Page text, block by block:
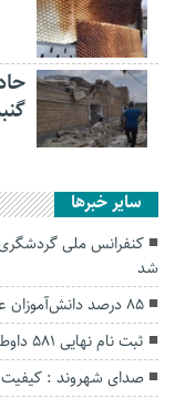
سایر خبرها
کنفرانس ملی
شد
۸۵ درصد دانش‌آموزان عشایری در مدارس ثابت تحصیل می‌کنند
ثبت نام نهایی ۵۸۱ داوطلب نمایندگی مجلس در گلستان
صدای شهروند : کیفیت پایین